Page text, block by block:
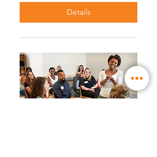
Details